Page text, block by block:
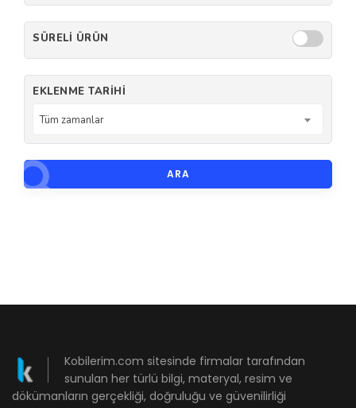
SÜRELI ÜRÜN
EKLENME TARIHI
Tüm zamanlar
ARA
Kobilerim.com sitesinde firmalar tarafından
sunulan her türlü bilgi, materyal, resim ve
dökümanların gerçekliği, doğruluğu ve güvenilirliği